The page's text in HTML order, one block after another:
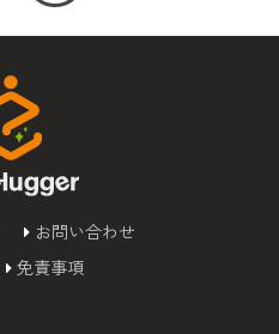
お問い合わせ
免責事項